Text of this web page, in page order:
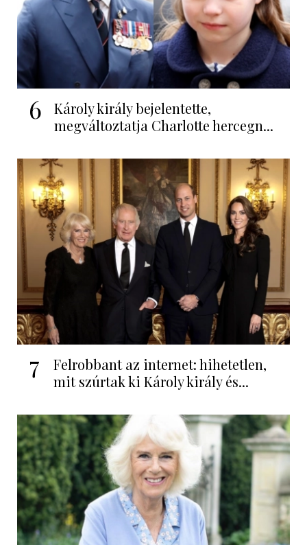
6
Károly király bejelentette,
megváltoztatja Charlotte hercegn...
7
Felrobbant az internet: hihetetlen,
mit szúrtak ki Károly király és...